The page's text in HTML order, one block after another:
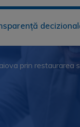
prin restaurarea